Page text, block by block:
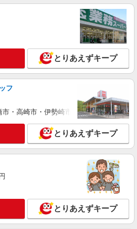
とりあえずキープ
フ
・高崎市・伊勢崎市・太田市・館林市
とりあえずキープ
とりあえずキープ